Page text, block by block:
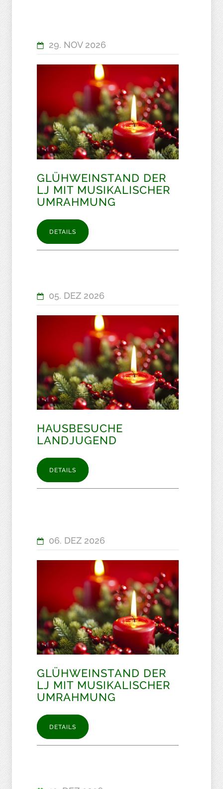
29. NOV 2026
GLÜHWEINSTAND DER
LJ MIT MUSIKALISCHER
UMRAHMUNG
DETAILS
05. DEZ 2026
HAUSBESUCHE
LANDJUGEND
DETAILS
06. DEZ 2026
GLÜHWEINSTAND DER
LJ MIT MUSIKALISCHER
UMRAHMUNG
DETAILS